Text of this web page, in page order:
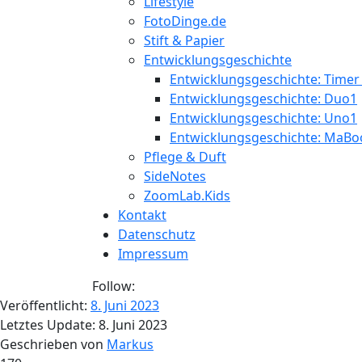
FotoDinge.de
Stift & Papier
Entwicklungsgeschichte
Entwicklungsgeschichte: Timer
Entwicklungsgeschichte: Duo1
Entwicklungsgeschichte: Uno1
Entwicklungsgeschichte:
Pflege & Duft
SideNotes
ZoomLab.Kids
Kontakt
Datenschutz
Impressum
Follow:
Veröffentlicht: 8. Juni 2023
Letztes Update: 8. Juni 2023
Geschrieben von Markus